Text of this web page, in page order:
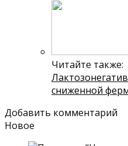
Читайте также:
сниженной
Добавить комментарий
Новое